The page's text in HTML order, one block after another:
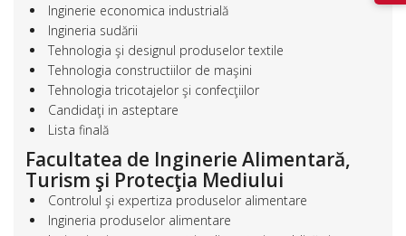
Inginerie economica industrială
Ingineria sudării
Tehnologia şi designul produselor textile
Tehnologia constructiilor de maşini
Tehnologia tricotajelor şi confecţiilor
Candidaţi in asteptare
Lista finală
Facultatea de Inginerie Alimentară,
Turism şi Protecţia Mediului
Controlul şi expertiza produselor alimentare
Ingineria produselor alimentare